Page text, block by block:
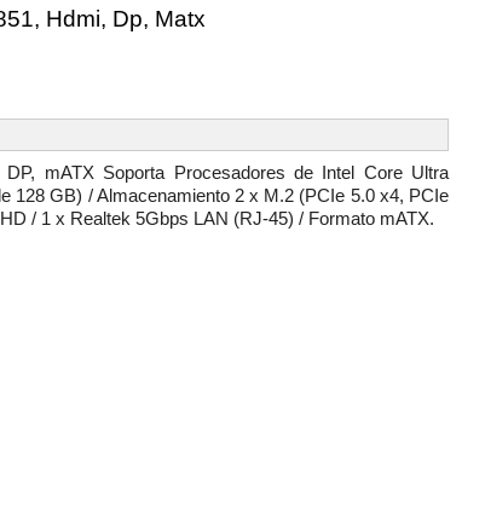
Hdmi, Dp, Matx
mATX Soporta Procesadores de Intel Core Ultra
128 GB) / Almacenamiento 2 x M.2 (PCIe 5.0 x4, PCIe
/ 1 x Realtek 5Gbps LAN (RJ-45) / Formato mATX.